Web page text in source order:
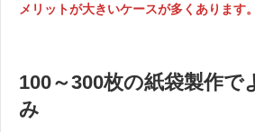
メリットが大きいケースが多くあります。
100～300枚の紙袋製作で
み